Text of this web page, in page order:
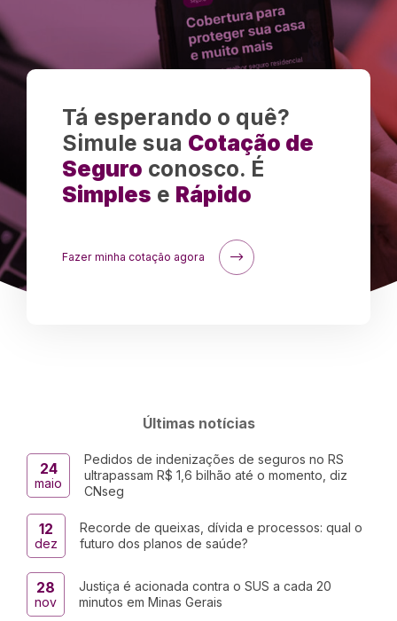
Tá esperando o quê?
Simule sua Cotação de
Seguro conosco. É
Simples e Rápido
Fazer minha cotação agora
Últimas notícias
24
maio
Pedidos de indenizações de seguros no RS
ultrapassam R$ 1,6 bilhão até o momento, diz
CNseg
12
dez
Recorde de queixas, dívida e processos: qual o
futuro dos planos de saúde?
28
nov
Justiça é acionada contra o SUS a cada 20
minutos em Minas Gerais